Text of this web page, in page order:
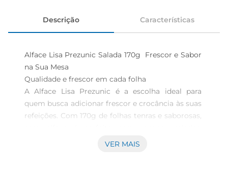
Descrição Características
Alface Lisa Prezunic Salada 170g  Frescor e Sabor
na Sua Mesa
Qualidade e frescor em cada folha
A Alface Lisa Prezunic é a escolha ideal para
quem busca adicionar frescor e crocância às suas
refeições. Com 170g de folhas tenras e saborosas,
sanduíches ou até mesmo para ser consumida
VER MAIS